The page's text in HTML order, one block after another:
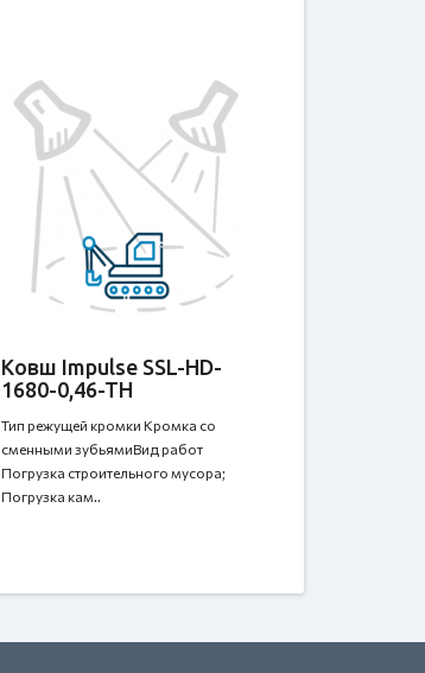
Ковш Impulse SSL-HD-
1680-0,46-TH
Тип режущей кромки Кромка со
сменными зубьямиВид работ
Погрузка строительного мусора;
Погрузка кам..